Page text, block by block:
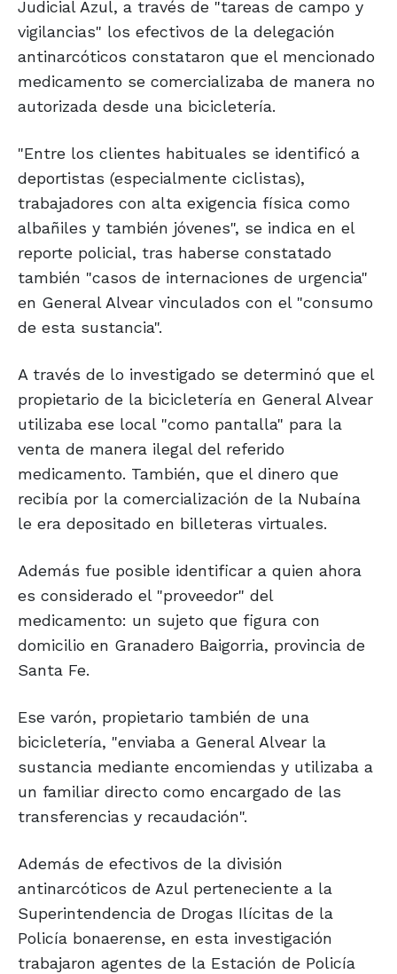
Judicial Azul, a través de "tareas de campo y
vigilancias" los efectivos de la delegación
antinarcóticos constataron que el mencionado
medicamento se comercializaba de manera no
autorizada desde una bicicletería.
"Entre los clientes habituales se identificó a
deportistas (especialmente ciclistas),
trabajadores con alta exigencia física como
albañiles y también jóvenes", se indica en el
reporte policial, tras haberse constatado
también "casos de internaciones de urgencia"
en General Alvear vinculados con el "consumo
de esta sustancia".
A través de lo investigado se determinó que el
propietario de la bicicletería en General Alvear
utilizaba ese local "como pantalla" para la
venta de manera ilegal del referido
medicamento. También, que el dinero que
recibía por la comercialización de la Nubaína
le era depositado en billeteras virtuales.
Además fue posible identificar a quien ahora
es considerado el "proveedor" del
medicamento: un sujeto que figura con
domicilio en Granadero Baigorria, provincia de
Santa Fe.
Ese varón, propietario también de una
bicicletería, "enviaba a General Alvear la
sustancia mediante encomiendas y utilizaba a
un familiar directo como encargado de las
transferencias y recaudación".
Además de efectivos de la división
antinarcóticos de Azul perteneciente a la
Superintendencia de Drogas Ilícitas de la
Policía bonaerense, en esta investigación
trabajaron agentes de la Estación de Policía